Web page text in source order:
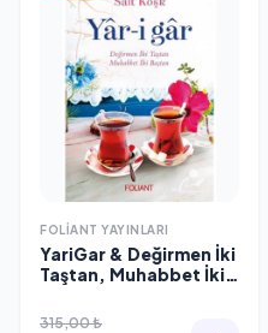
FOLIANT YAYINLARI
YariGar & Değirmen İki
Taştan, Muhabbet İki
315,00 ₺